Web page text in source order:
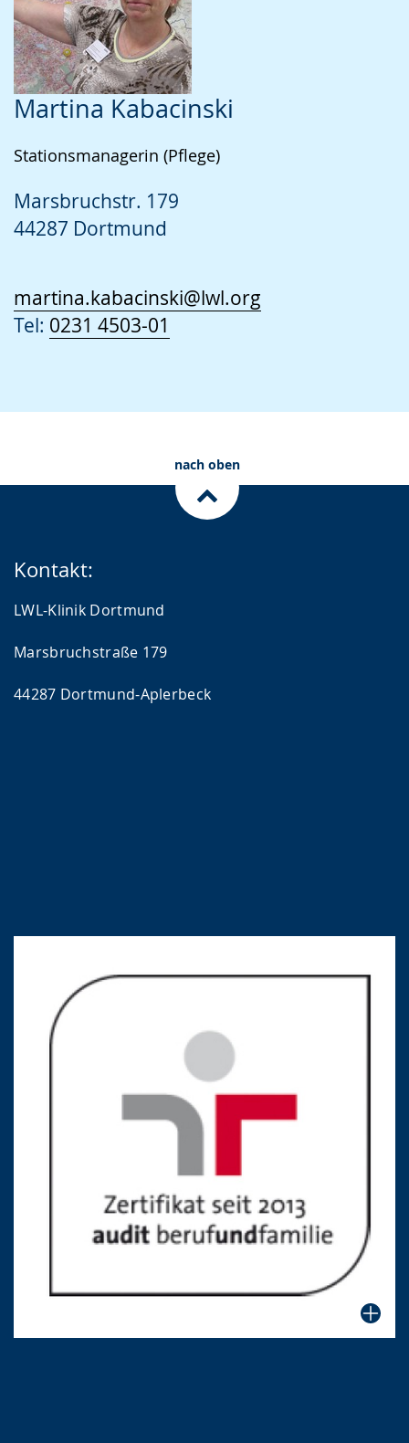
Martina Kabacinski
Stationsmanagerin (Pflege)
Marsbruchstr. 179
44287 Dortmund
martina.kabacinski@lwl.org
Tel: 0231 4503-01
nach oben
Kontakt:
LWL-Klinik Dortmund
Marsbruchstraße 179
44287 Dortmund-Aplerbeck